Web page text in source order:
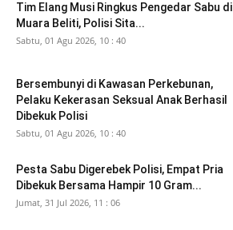
Tim Elang Musi Ringkus Pengedar Sabu di
Muara Beliti, Polisi Sita...
Sabtu, 01 Agu 2026, 10 : 40
Bersembunyi di Kawasan Perkebunan,
Pelaku Kekerasan Seksual Anak Berhasil
Dibekuk Polisi
Sabtu, 01 Agu 2026, 10 : 40
Pesta Sabu Digerebek Polisi, Empat Pria
Dibekuk Bersama Hampir 10 Gram...
Jumat, 31 Jul 2026, 11 : 06